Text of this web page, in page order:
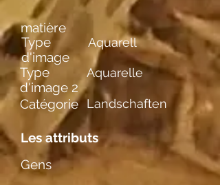
Type
d'image
Aquarell
Type
d'image 2
Aquarelle
Catégorie Landschaften
Les attributs
Gens
matière